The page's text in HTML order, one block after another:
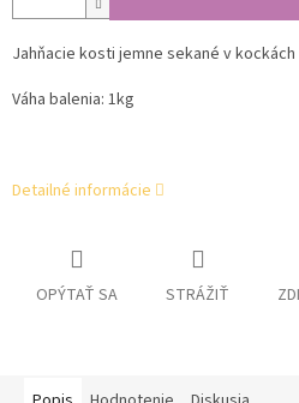
Jahňacie kosti jemne sekané v kockách
Váha balenia: 1kg
Detailné informácie
OPÝTAŤ SA STRÁŽIŤ